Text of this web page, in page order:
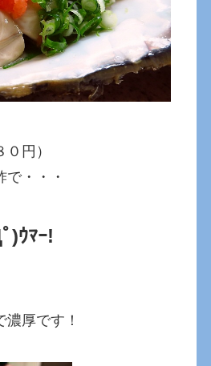
０円）
で・・・
)ｳﾏｰ!
濃厚です！